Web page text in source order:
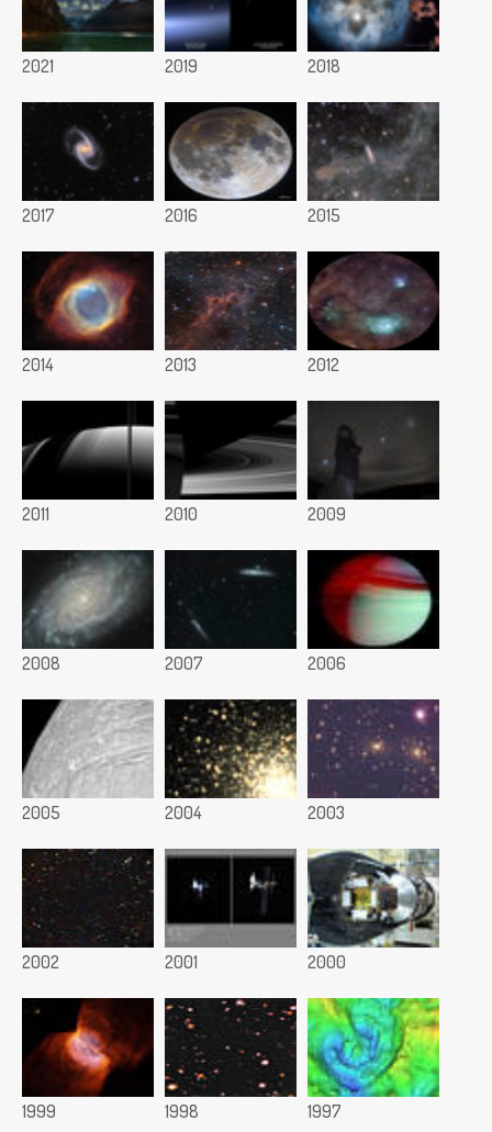
2021 2019 2018
2017 2016 2015
2014 2013 2012
2011 2010 2009
2008 2007 2006
2005 2004 2003
2002 2001 2000
1999 1998 1997